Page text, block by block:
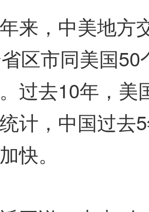
，中美地方
区市同美国
过去10年，美
计，中国过去
快。